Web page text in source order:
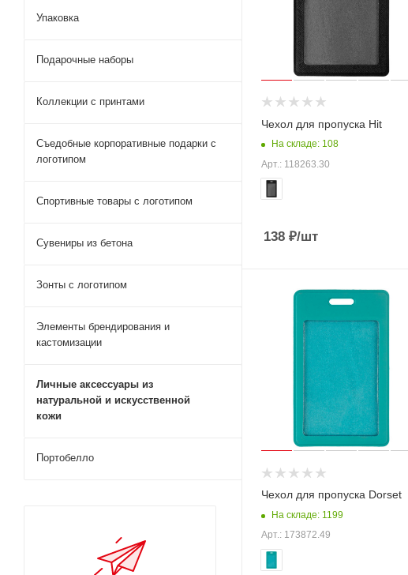
Чехол для пропуска Hit
На складе: 108
Арт.: 118263.30
138 ₽/шт
Чехол для пропуска Dorset
На складе: 1199
Арт.: 173872.49
Упаковка
Подарочные наборы
Коллекции с принтами
Съедобные корпоративные подарки с
логотипом
Спортивные товары с логотипом
Сувениры из бетона
Зонты с логотипом
Элементы брендирования и
кастомизации
Личные аксессуары из
натуральной и искусственной
кожи
Портобелло